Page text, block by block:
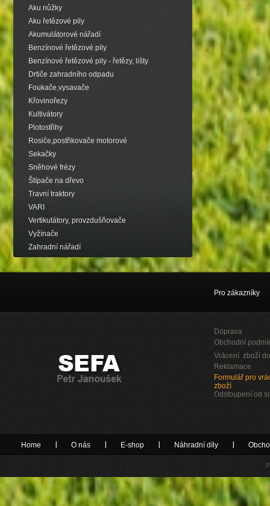
Aku nůžky
Aku řetězové pily
Akumulátorové nářadí
Benzínové řetězové pily
Benzínové řetězové pily - řetězy, lišty
Drtiče zahradního odpadu
Foukače,vysavače
Křovinořezy
Kultivátory
Plotostřihy
Rosiče,postřikovače motorové
Sekačky
Sněhové frézy
Štípače na dřevo
Travní traktory
VARI
Vertikutátory, provzdušňovače
Vyžínače
Zahradní nářadí
Pro zákazníky
Doprava
Obchodní
Vrácení zboží
Reklamace
Formulář pro
zboží
Odstoupení od
Home O nás E-shop Náhradní díly